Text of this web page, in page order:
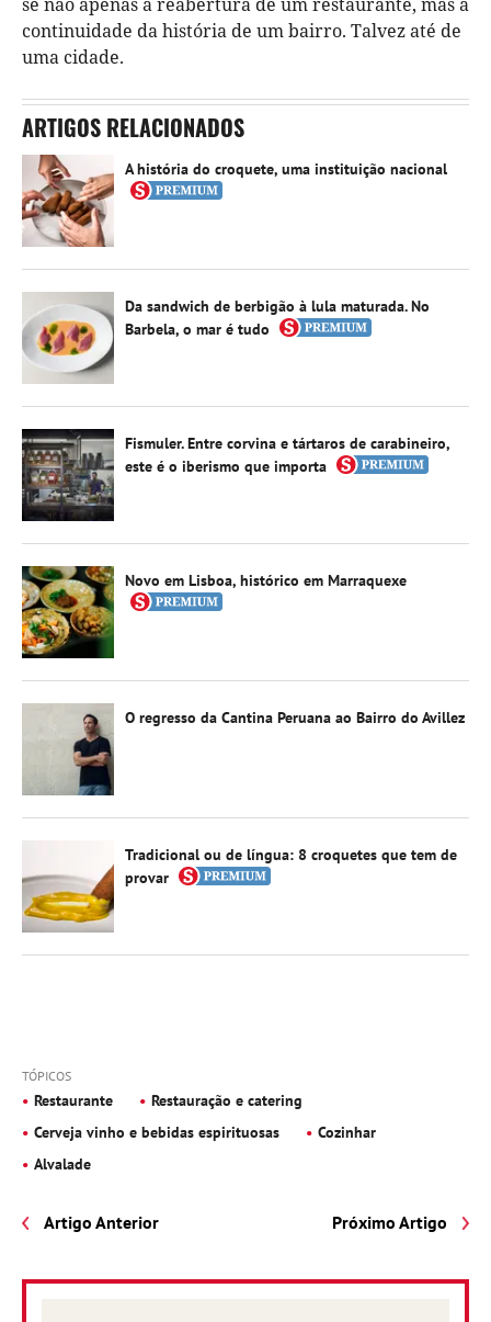
continuidade da história de um bairro. Talvez até de
uma cidade.
ARTIGOS RELACIONADOS
A história do croquete, uma instituição nacional
Da sandwich de berbigão à lula maturada. No
Barbela, o mar é tudo
Fismuler. Entre corvina e tártaros de carabineiro,
este é o iberismo que importa
Novo em Lisboa, histórico em Marraquexe
O regresso da Cantina Peruana ao Bairro do Avillez
Tradicional ou de língua: 8 croquetes que tem de
provar
TÓPICOS
Restaurante
Restauração e catering
Cerveja vinho e bebidas espirituosas
Cozinhar
Alvalade
Artigo Anterior Próximo Artigo